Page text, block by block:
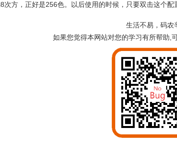
方，正好是256色。以后使用的时候，只要双击这个配
生活不易，码农
如果您觉得本网站对您的学习有所帮助,